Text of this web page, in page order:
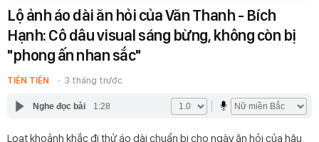
Lộ ảnh áo dài ăn hỏi của Văn Thanh - Bích
Hạnh: Cô dâu visual sáng bừng, không còn bị
"phong ấn nhan sắc"
TIÊN TIÊN 3 tháng trước
Nghe đọc bài 1:28
Loạt khoảnh khắc đi thử áo dài chuẩn bị cho ngày ăn hỏi của hậu